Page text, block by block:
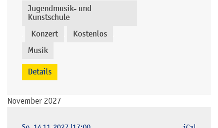
Jugendmusik- und
Kunstschule
Konzert Kostenlos
Musik
Details
November 2027